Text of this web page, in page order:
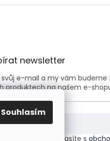
Souhlasím
newsletter
svůj e-mail a my vám
produktech na našem e-
e-mailu souhlasíte s